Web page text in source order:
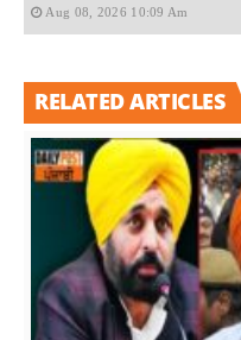
Aug 08, 2026 10:09 Am
RELATED ARTICLES